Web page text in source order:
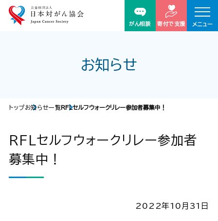
がん相談 寄付で支援 メニュー
お知らせ
トップお知らせ一覧RFLセルフウォークリレー参加者募集中！
RFLセルフウォークリレー参加者
募集中！
2022年10月31日